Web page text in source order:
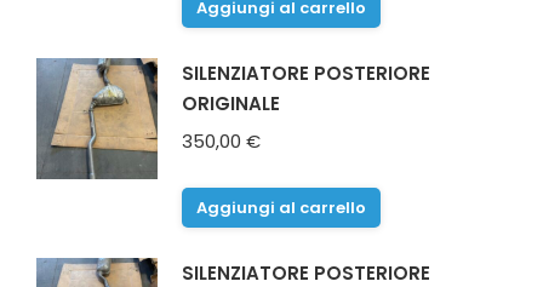
Aggiungi al carrello
SILENZIATORE POSTERIORE
ORIGINALE
350,00 €
Aggiungi al carrello
SILENZIATORE POSTERIORE